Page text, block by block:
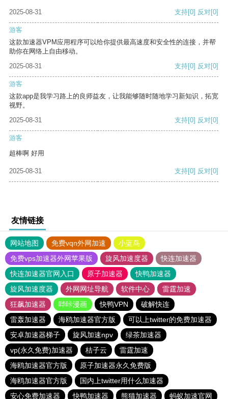
2025-08-31 支持[0] 反对[0]
游客
这款加速器VPM应用程序可以给你提供最高速度和安全性的连接，并帮
助你在网络上自由移动。
2025-08-31
支持[0] 反对[0]
游客
这款app是我学习路上的良师益友，让我能够随时随地学习新知识，拓宽
视野。
2025-08-31
支持[0] 反对[0]
游客
超棒啊 好用
2025-08-31 支持[0] 反对[0]
友情链接
网站地图 免费vqn外网加速
小蓝鸟
免费vps加速器外网苹果版
旋风加速度器
快连加速器
快连加速器官网入口
原子加速器
快鸭加速器
旋风加速度器
外网网址导航 软件中心
雷霆加速
狂飙加速器
哔咔漫画 快鸭VPN
破解快连
雷轰加速器
海鸥加速器官方版
可以上twitter的免费加速器
安卓加速器梯子
旋风加速npv
绿茶加速器
vp(永久免费)加速器
桔子云
雷霆加速
海鸥加速器官方版
原子加速器永久免费版
海鸥加速器官方版
国内上twitter用什么加速器
安心免费加速器
快鸭加速器 熊猫加速器 蚂蚁加速官网